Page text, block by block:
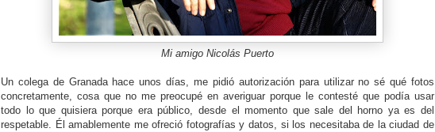
Mi amigo Nicolás Puerto
Un colega de Granada hace unos días, me pidió autorización para utilizar no sé qué fotos
concretamente, cosa que no me preocupé en averiguar porque le contesté que podía usar
todo lo que quisiera porque era público, desde el momento que sale del horno ya es del
respetable. Él amablemente me ofreció fotografías y datos, si los necesitaba de la ciudad de